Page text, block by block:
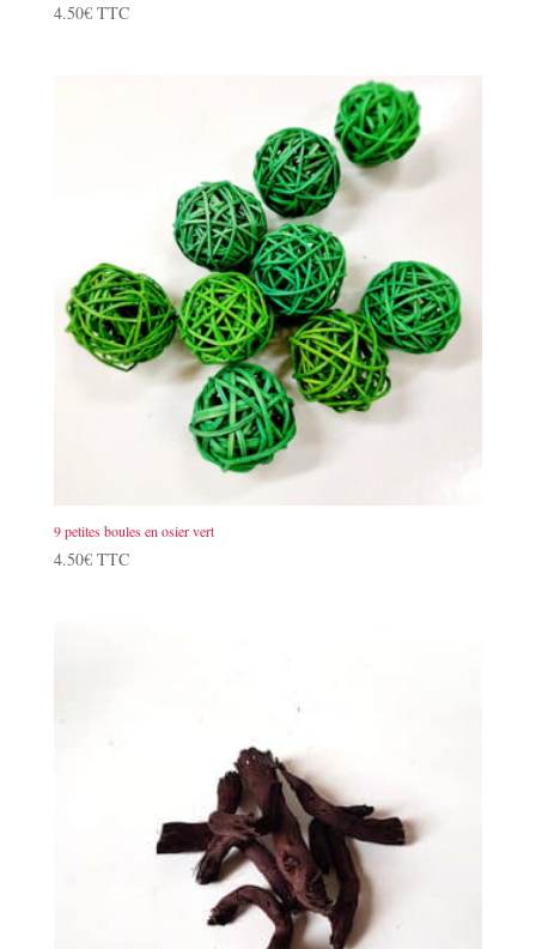
4.50€ TTC
9 petites boules en osier vert
4.50€ TTC